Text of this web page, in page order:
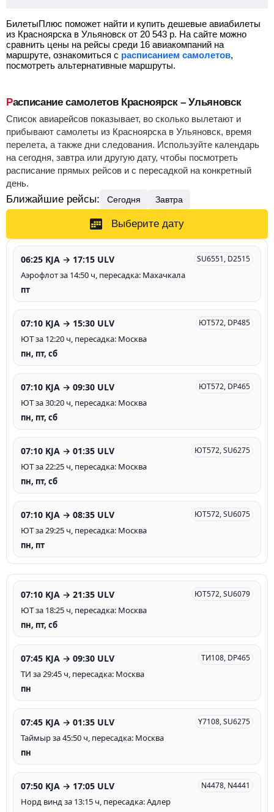
БилетыПлюс поможет найти и купить дешевые авиабилеты
из Красноярска в Ульяновск от 20 543 р. На сайте можно
сравнить цены на рейсы среди 16 авиакомпаний на
маршруте, ознакомиться с расписанием самолетов,
посмотреть альтернативные маршруты.
Расписание самолетов Красноярск – Ульяновск
Список авиарейсов показывает, во сколько вылетают и
прибывают самолеты из Красноярска в Ульяновск, время
перелета, а также дни следования. Используйте календарь
на сегодня, завтра или другую дату, чтобы посмотреть
расписание прямых рейсов и с пересадкой на конкретный
день.
Ближайшие рейсы: Сегодня Завтра
Выберите дату
06:25 KJA → 17:15 ULV SU6551, D2515
Аэрофлот за 14:50 ч, пересадка: Махачкала
пт
07:10 KJA → 15:30 ULV ЮТ572, DP485
ЮТ за 12:20 ч, пересадка: Москва
пн, пт, сб
07:10 KJA → 09:30 ULV ЮТ572, DP465
ЮТ за 30:20 ч, пересадка: Москва
пн, пт, сб
07:10 KJA → 01:35 ULV ЮТ572, SU6275
ЮТ за 22:25 ч, пересадка: Москва
пн, пт, сб
07:10 KJA → 08:35 ULV ЮТ572, SU6075
ЮТ за 29:25 ч, пересадка: Москва
пн, пт
07:10 KJA → 21:35 ULV ЮТ572, SU6079
ЮТ за 18:25 ч, пересадка: Москва
пн, пт, сб
07:45 KJA → 09:30 ULV ТИ108, DP465
ТИ за 29:45 ч, пересадка: Москва
пн
07:45 KJA → 01:35 ULV Y7108, SU6275
Таймыр за 45:50 ч, пересадка: Москва
пн
07:50 KJA → 17:05 ULV N4478, N4441
Норд винд за 13:15 ч, пересадка: Адлер